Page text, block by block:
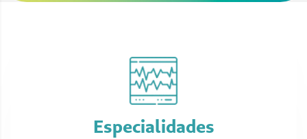
Especialidades